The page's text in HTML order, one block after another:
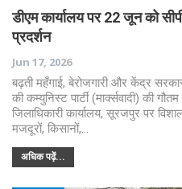
डीएम कार्यालय पर 22 जून को
प्रदर्शन
Jun 17, 2026
बढ़ती महँगाई, बेरोजगारी और केंद्र
की कम्युनिस्ट पार्टी (मार्क्सवादी) की
जिलाधिकारी कार्यालय, सूरजपुर पर
मजदूरों, किसानों,…
अधिक पढ़ें...